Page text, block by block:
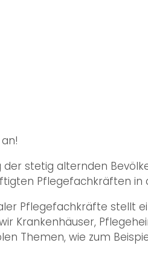
stetig alternden
Pflegefachkräften in
Pflegefachkräfte stellt
Krankenhäuser,
Themen, wie zum